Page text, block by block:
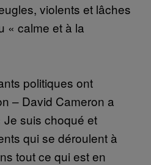
violents et lâches
« calme et à la
politiques ont
– David Cameron a
Je suis choqué et
qui se déroulent à
tout ce qui est en